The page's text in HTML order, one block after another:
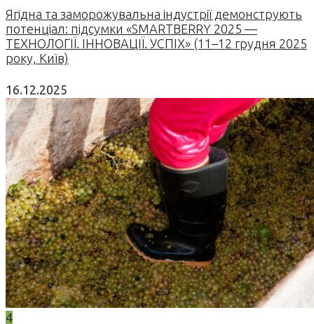
Ягідна та заморожувальна індустрії демонструють
потенціал: підсумки «SMARTBERRY 2025 —
ТЕХНОЛОГІЇ. ІННОВАЦІЇ. УСПІХ» (11–12 грудня 2025
року, Київ)
16.12.2025
4